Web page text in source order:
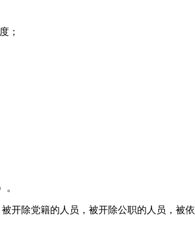
；
开除党籍的人员，被开除公职的人员，被